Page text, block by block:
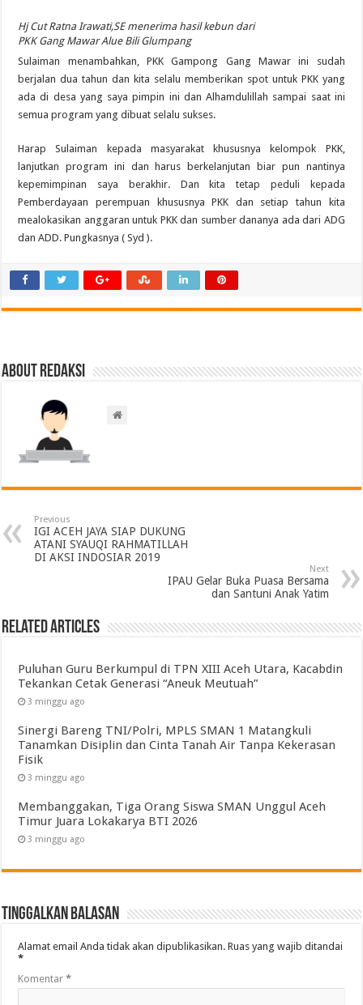
Hj Cut Ratna Irawati,SE menerima hasil kebun dari
PKK Gang Mawar Alue Bili Glumpang
Sulaiman menambahkan, PKK Gampong Gang Mawar ini sudah
berjalan dua tahun dan kita selalu memberikan spot untuk PKK yang
ada di desa yang saya pimpin ini dan Alhamdulillah sampai saat ini
semua program yang dibuat selalu sukses.
Harap Sulaiman kepada masyarakat khususnya kelompok PKK,
lanjutkan program ini dan harus berkelanjutan biar pun nantinya
kepemimpinan saya berakhir. Dan kita tetap peduli kepada
Pemberdayaan perempuan khususnya PKK dan setiap tahun kita
mealokasikan anggaran untuk PKK dan sumber dananya ada dari ADG
dan ADD. Pungkasnya ( Syd ).
About Redaksi
Previous
IGI ACEH JAYA SIAP DUKUNG
ATANI SYAUQI RAHMATILLAH
DI AKSI INDOSIAR 2019
Next
IPAU Gelar Buka Puasa Bersama
dan Santuni Anak Yatim
Related Articles
Puluhan Guru Berkumpul di TPN XIII Aceh Utara, Kacabdin
Tekankan Cetak Generasi “Aneuk Meutuah”
3 minggu ago
Sinergi Bareng TNI/Polri, MPLS SMAN 1 Matangkuli
Tanamkan Disiplin dan Cinta Tanah Air Tanpa Kekerasan
Fisik
3 minggu ago
Membanggakan, Tiga Orang Siswa SMAN Unggul Aceh
Timur Juara Lokakarya BTI 2026
3 minggu ago
Tinggalkan Balasan
Alamat email Anda tidak akan dipublikasikan. Ruas yang wajib ditandai
*
Komentar*